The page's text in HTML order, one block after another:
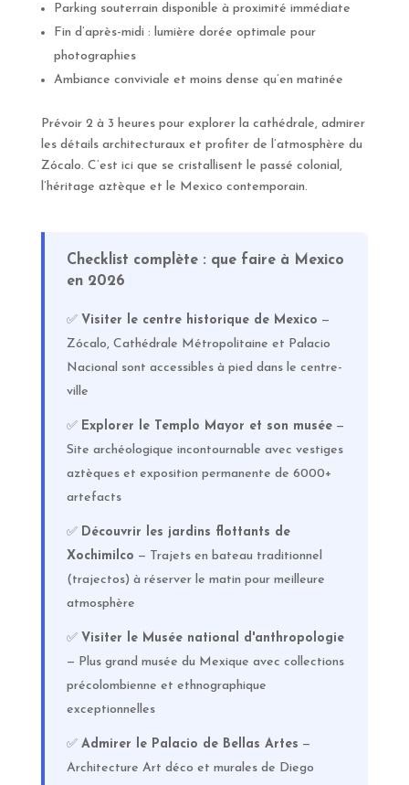
Parking souterrain disponible à proximité immédiate
Fin d’après-midi : lumière dorée optimale pour
photographies
Ambiance conviviale et moins dense qu’en matinée
Prévoir 2 à 3 heures pour explorer la cathédrale, admirer
les détails architecturaux et profiter de l’atmosphère du
Zócalo. C’est ici que se cristallisent le passé colonial,
l’héritage aztèque et le Mexico contemporain.
Checklist complète : que faire à Mexico
en 2026
✅ Visiter le centre historique de Mexico —
Zócalo, Cathédrale Métropolitaine et Palacio
Nacional sont accessibles à pied dans le centre-
ville
✅ Explorer le Templo Mayor et son musée—
Site archéologique incontournable avec vestiges
aztèques et exposition permanente de 6000+
artefacts
✅ Découvrir les jardins flottants de
Xochimilco — Trajets en bateau traditionnel
(trajectos) à réserver le matin pour meilleure
atmosphère
✅ Visiter le Musée national d'anthropologie
— Plus grand musée du Mexique avec collections
précolombienne et ethnographique
exceptionnelles
✅ Admirer le Palacio de Bellas Artes —
Architecture Art déco et murales de Diego